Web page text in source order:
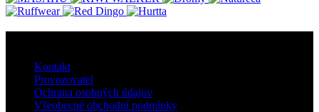
Kontakt
Provozovatel
Ochrana osobných údajov
Všeobecné obchodní podmínky